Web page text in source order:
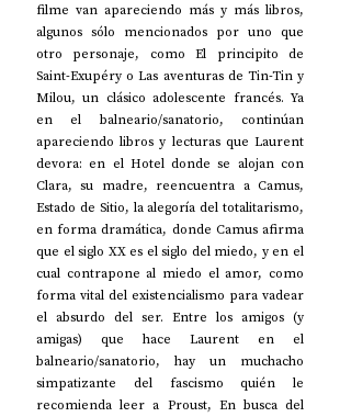
filme van apareciendo más y más libros,
algunos sólo mencionados por uno que
otro personaje, como El principito de
Saint-Exupéry o Las aventuras de Tin-Tin y
Milou, un clásico adolescente francés. Ya
en el balneario/sanatorio, continúan
apareciendo libros y lecturas que Laurent
devora: en el Hotel donde se alojan con
Clara, su madre, reencuentra a Camus,
Estado de Sitio, la alegoría del totalitarismo,
en forma dramática, donde Camus afirma
que el siglo XX es el siglo del miedo, y en el
cual contrapone al miedo el amor, como
forma vital del existencialismo para vadear
el absurdo del ser. Entre los amigos (y
amigas) que hace Laurent en el
balneario/sanatorio, hay un muchacho
simpatizante del fascismo quién le
recomienda leer a Proust, En busca del